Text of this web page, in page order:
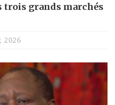
trois grands marchés
2026